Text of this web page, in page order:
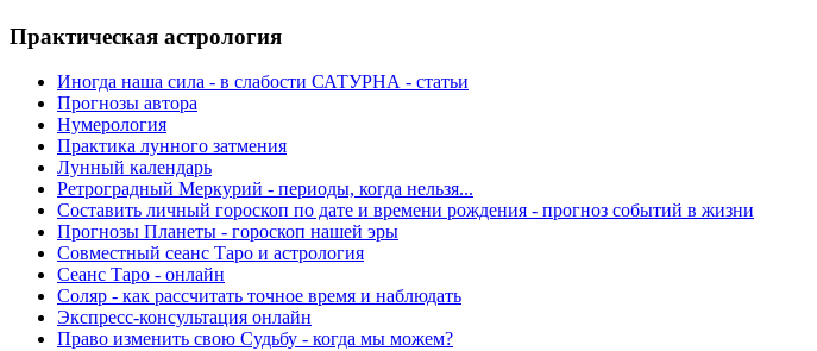
Практическая астрология
Иногда наша сила - в слабости САТУРНА - статьи
Прогнозы автора
Нумерология
Практика лунного затмения
Лунный календарь
Ретроградный Меркурий - периоды, когда нельзя...
Составить личный гороскоп по дате и времени рождения - прогноз событий в жизни
Прогнозы Планеты - гороскоп нашей эры
Совместный сеанс Таро и астрология
Сеанс Таро - онлайн
Соляр - как рассчитать точное время и наблюдать
Экспресс-консультация онлайн
Право изменить свою Судьбу - когда мы можем?